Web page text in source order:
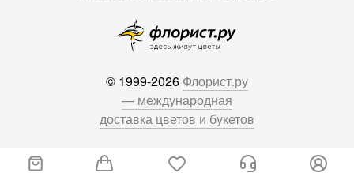
© 1999-2026 Флорист.ру
— международная
доставка цветов и букетов